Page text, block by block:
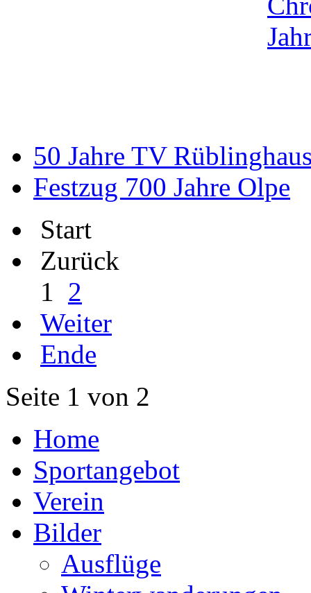
50 Jahre TV
Festzug 700 Jahre Olpe
Start
Zurück
1
2
Weiter
Ende
Seite 1 von 2
Home
Sportangebot
Verein
Bilder
Ausflüge